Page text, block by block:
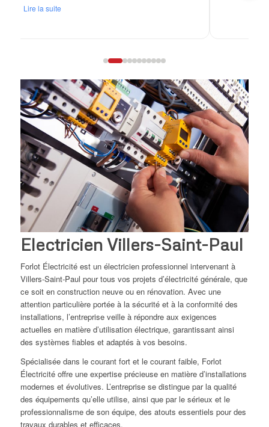
Lire la suite
Electricien Villers-Saint-Paul
Forlot Électricité est un électricien professionnel intervenant à
Villers-Saint-Paul pour tous vos projets d’électricité générale, que
ce soit en construction neuve ou en rénovation. Avec une
attention particulière portée à la sécurité et à la conformité des
installations, l’entreprise veille à répondre aux exigences
actuelles en matière d’utilisation électrique, garantissant ainsi
des systèmes fiables et adaptés à vos besoins.
Spécialisée dans le courant fort et le courant faible, Forlot
Électricité offre une expertise précieuse en matière d’installations
modernes et évolutives. L’entreprise se distingue par la qualité
des équipements qu’elle utilise, ainsi que par le sérieux et le
professionnalisme de son équipe, des atouts essentiels pour des
travaux durables et efficaces.